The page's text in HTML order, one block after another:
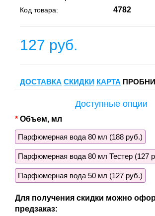
Код товара: 4782
127 руб.
ДОСТАВКА СКИДКИ КАРТА
Доступные опции
Объем, мл
Парфюмерная вода 80 мл (188 руб.)
Парфюмерная вода 80 мл Тестер (127
Парфюмерная вода 50 мл (127 руб.)
Для получения скидки можно
предзаказ: